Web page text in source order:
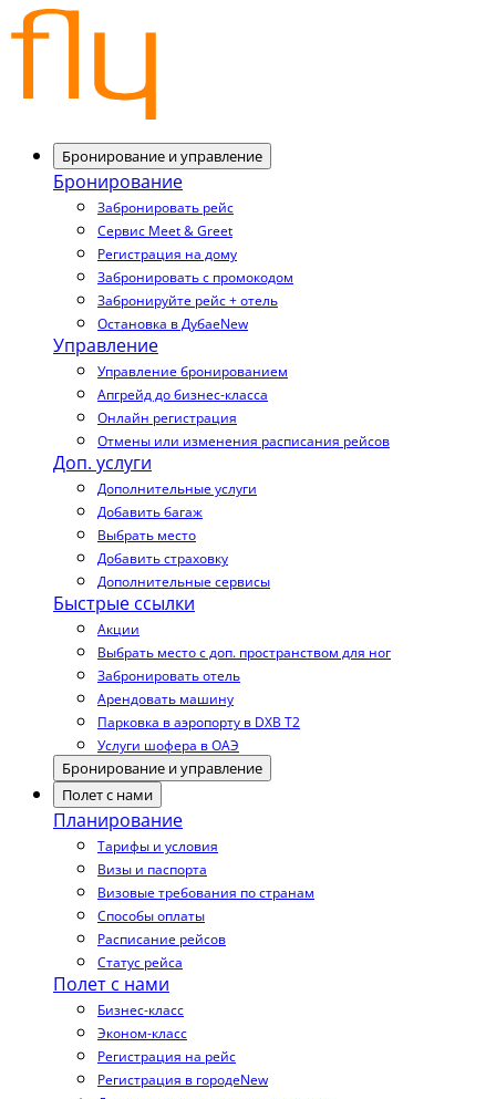
Бронирование и управление
Бронирование
Забронировать рейс
Сервис Meet & Greet
Регистрация на дому
Забронировать с промокодом
Забронируйте рейс + отель
Остановка в ДубаеNew
Управление
Управление бронированием
Апгрейд до бизнес-класса
Онлайн регистрация
Отмены или изменения расписания рейсов
Доп. услуги
Дополнительные услуги
Добавить багаж
Выбрать место
Добавить страховку
Дополнительные сервисы
Быстрые ссылки
Акции
Выбрать место с доп. пространством для ног
Забронировать отель
Арендовать машину
Парковка в аэропорту в DXB T2
Услуги шофера в ОАЭ
Бронирование и управление
Полет с нами
Планирование
Тарифы и условия
Визы и паспорта
Визовые требования по странам
Способы оплаты
Расписание рейсов
Статус рейса
Полет с нами
Бизнес-класс
Эконом-класс
Регистрация на рейс
Регистрация в городеNew